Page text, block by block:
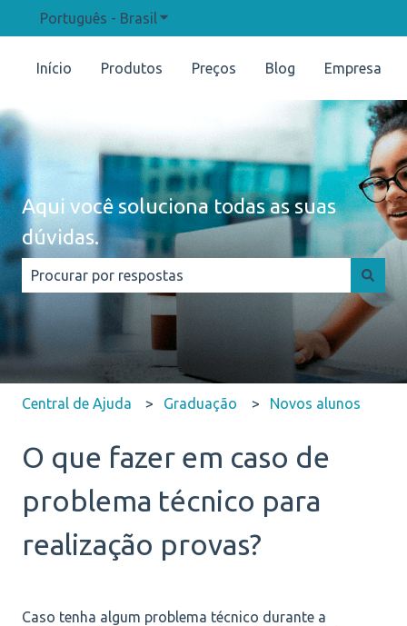
Português - BrasilMostrar submenu para traduções
Início Produtos Preços Blog Empresa
Aqui você soluciona todas as suas
dúvidas.
Não há sugestões porque o campo de pesquisa está
Central de Ajuda Graduação Novos alunos
O que fazer em caso de
problema técnico para
realização provas?
Caso tenha algum problema técnico durante a